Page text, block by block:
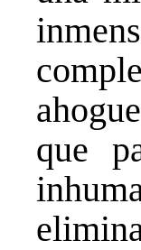
que